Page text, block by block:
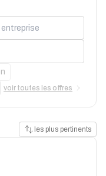
voir toutes les offres
les plus pertinents